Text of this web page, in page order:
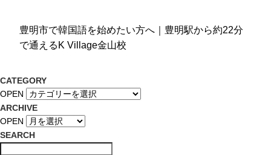
豊明市で韓国語を始めたい方へ｜豊明駅から約22分
で通えるK Village金山校
CATEGORY
OPEN
ARCHIVE
OPEN
SEARCH